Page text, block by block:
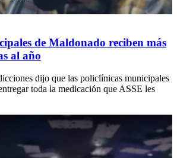
de Maldonado reciben más
al año
dijo que las policlínicas municipales
toda la medicación que ASSE les